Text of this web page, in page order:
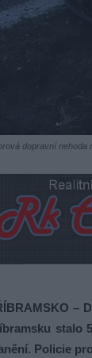
dopravní nehoda
–
stalo
Policie